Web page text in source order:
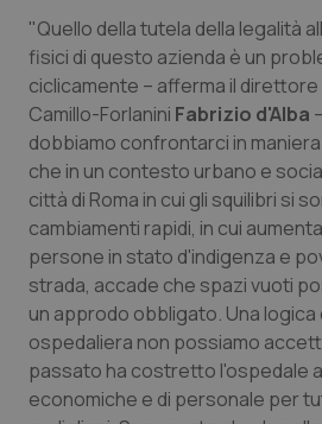
Provincia Autonoma di
Provincia Autonoma di
Puglia
Sardegna
Sicilia
Toscana
Umbria
Infezioni & Febbre
Ipertensione &
Malattie rare
Malattia di Crohn &
Neuroscienze &
Obesità
Oftalmologia
"Quello della tutela della legalità
fisici di questo azienda è un
ciclicamente – afferma il
Camillo-Forlanini Fabrizio d'Alba
dobbiamo confrontarci in
che in un contesto urbano e
città di Roma in cui gli squilibri si
cambiamenti rapidi, in cui
persone in stato d'indigenza e
strada, accade che spazi vuoti
un approdo obbligato. Una logica
ospedaliera non possiamo
passato ha costretto l'ospedale
economiche e di personale per